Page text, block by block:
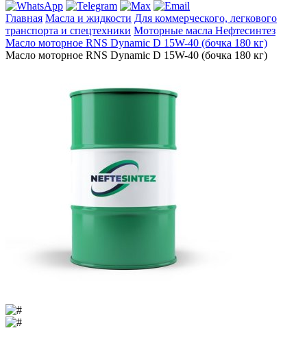
Главная Масла и жидкости Для коммерческого, легкового
транспорта и спецтехники Моторные масла Нефтесинтез
Масло моторное RNS Dynamic D 15W-40 (бочка 180 кг)
Масло моторное RNS Dynamic D 15W-40 (бочка 180 кг)